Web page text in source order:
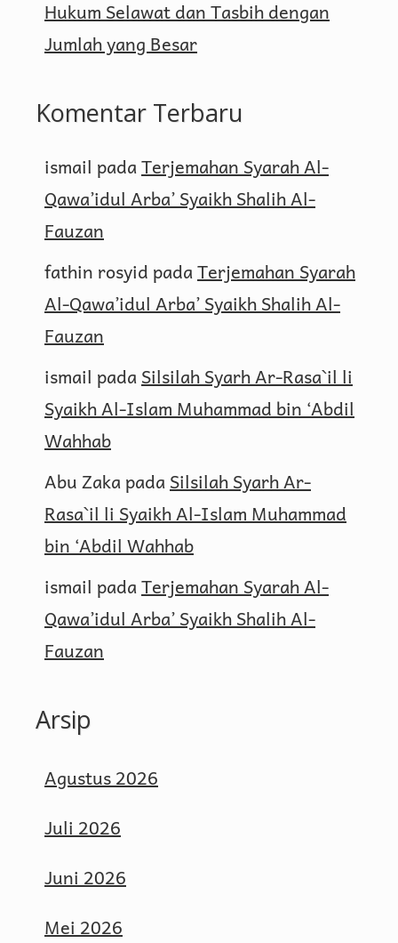
Hukum Selawat dan Tasbih dengan
Jumlah yang Besar
Komentar Terbaru
ismail padaTerjemahan Syarah Al-
Qawa’idul Arba’ Syaikh Shalih Al-
Fauzan
fathin rosyid padaTerjemahan Syarah
Al-Qawa’idul Arba’ Syaikh Shalih Al-
Fauzan
ismail padaSilsilah Syarh Ar-Rasa`il li
Syaikh Al-Islam Muhammad bin ‘Abdil
Wahhab
Abu ZakapadaSilsilah Syarh Ar-
Rasa`il li Syaikh Al-Islam Muhammad
bin ‘Abdil Wahhab
ismail padaTerjemahan Syarah Al-
Qawa’idul Arba’ Syaikh Shalih Al-
Fauzan
Arsip
Agustus 2026
Juli 2026
Juni 2026
Mei 2026